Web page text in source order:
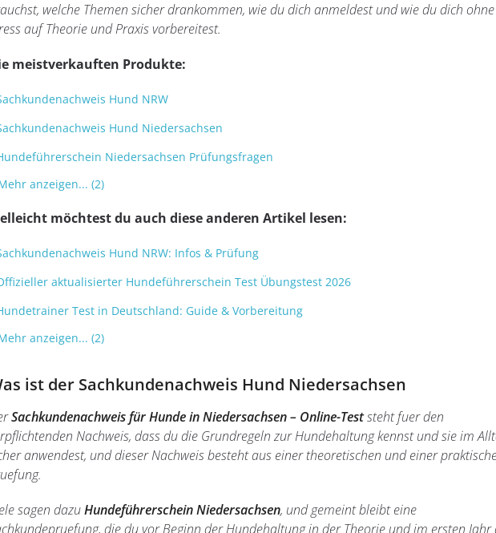
welche Themen sicher drankommen, wie du dich anmeldest und wie du dich ohne
auf Theorie und Praxis vorbereitest.
meistverkauften Produkte:
Hund NRW
Hund Niedersachsen
Niedersachsen Prüfungsfragen
anzeigen... (2)
möchtest du auch diese anderen Artikel lesen:
Hund NRW: Infos & Prüfung
aktualisierter Hundeführerschein Test Übungstest 2026
Test in Deutschland: Guide & Vorbereitung
anzeigen... (2)
ist der Sachkundenachweis Hund Niedersachsen
Sachkundenachweis für Hunde in Niedersachsen – Online-Teststeht fuer den
Nachweis, dass du die Grundregeln zur Hundehaltung kennst und sie im
anwendest, und dieser Nachweis besteht aus einer theoretischen und einer
sagen dazuHundeführerschein Niedersachsen, und gemeint bleibt eine
die du vor Beginn der Hundehaltung in der Theorie und im ersten Jahr